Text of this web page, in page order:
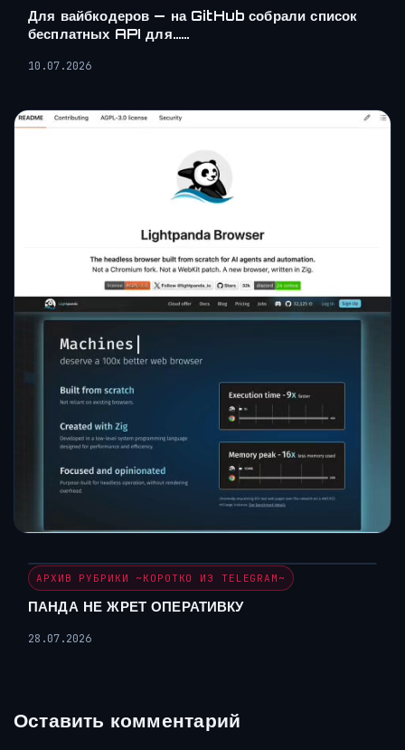
Для вайбкодеров — на GitHub собрали список
бесплатных API для……
10.07.2026
АРХИВ РУБРИКИ ~КОРОТКО ИЗ TELEGRAM~
ПАНДА НЕ ЖРЕТ ОПЕРАТИВКУ
28.07.2026
Оставить комментарий